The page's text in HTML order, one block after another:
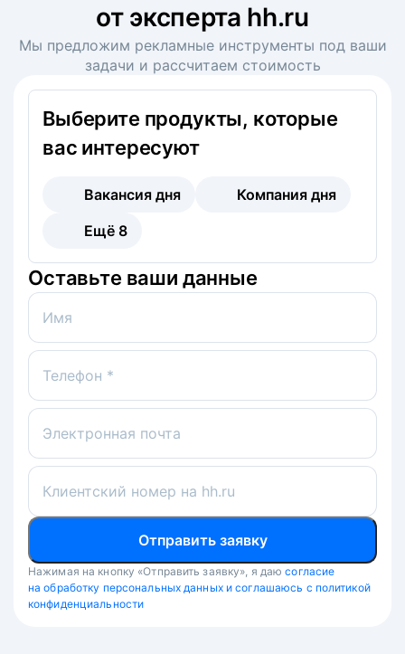
от эксперта hh.ru
Мы предложим рекламные инструменты под ваши
задачи и рассчитаем стоимость
Выберите продукты, которые
вас интересуют
Вакансия дня
Компания дня
Ещё 8
Оставьте ваши данные
Имя
Телефон *
Электронная почта
Клиентский номер на hh.ru
Отправить заявку
Нажимая на кнопку «Отправить заявку», я даю согласие
на обработку персональных данных и соглашаюсь с политикой
конфиденциальности